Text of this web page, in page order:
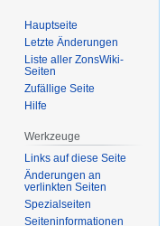
Hauptseite
Letzte Änderungen
Liste aller ZonsWiki-
Seiten
Zufällige Seite
Hilfe
Werkzeuge
Links auf diese Seite
Änderungen an
verlinkten Seiten
Spezialseiten
Seiten­­informationen